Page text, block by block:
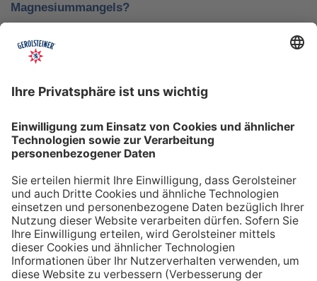
Magnesiummangels?
Wie schnell sich ein Magnesiummangel bessert, hängt
davon ab, wie stark der Mangel ist und wie konsequent
du ihn ausgleichst. Erste Verbesserungen spürst du oft
nach wenigen Tagen. Bei einem chronischen
Magnesiummangel kann es allerdings mehrere Wochen
Quellen
[1]
Europäische Union (2011). Verordnung (EU)
Nr. 1169/2011 des Europäischen Parlaments und
des Rates vom 25. Oktober 2011 betreffend die
Information der Verbraucher über Lebensmittel.
In:https://eur-lex.europa.eu/legal-
content/DE/TXT/PDF/?
uri=CELEX:02011R1169-20180101